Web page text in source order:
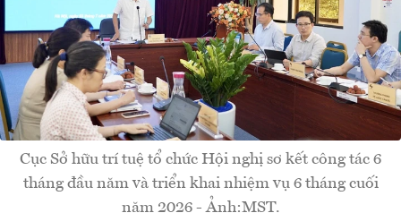
Cục Sở hữu trí tuệ tổ chức Hội nghị sơ kết công tác 6
tháng đầu năm và triển khai nhiệm vụ 6 tháng cuối
năm 2026 - Ảnh:MST.